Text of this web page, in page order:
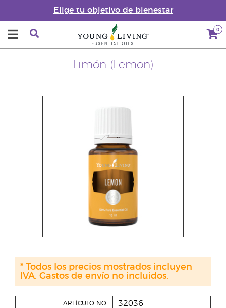
Elige tu objetivo de bienestar
0
Limón (Lemon)
ARTÍCULO NO. 32036
* Todos los precios mostrados incluyen
IVA. Gastos de envío no incluidos.